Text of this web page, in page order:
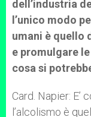
dell’industria
l’unico modo
umani è quello
e promulgare
cosa si
Card. Napier: E’
l’alcolismo è